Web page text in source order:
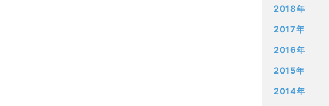
2018年
2017年
2016年
2015年
2014年